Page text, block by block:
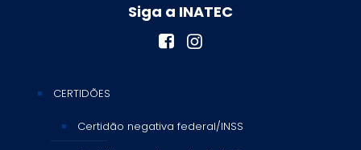
Siga a INATEC
CERTIDÕES
Certidão negativa federal/INSS